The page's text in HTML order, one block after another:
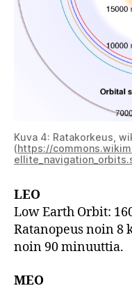
Kuva 4: Ratakorkeus,
(https://
LEO
Low Earth Orbit:
Ratanopeus noin 8
noin 90 minuuttia.
MEO